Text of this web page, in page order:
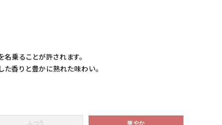
乗ることが許されます。
香りと豊かに熟れた味わい。
ふつう 華やか